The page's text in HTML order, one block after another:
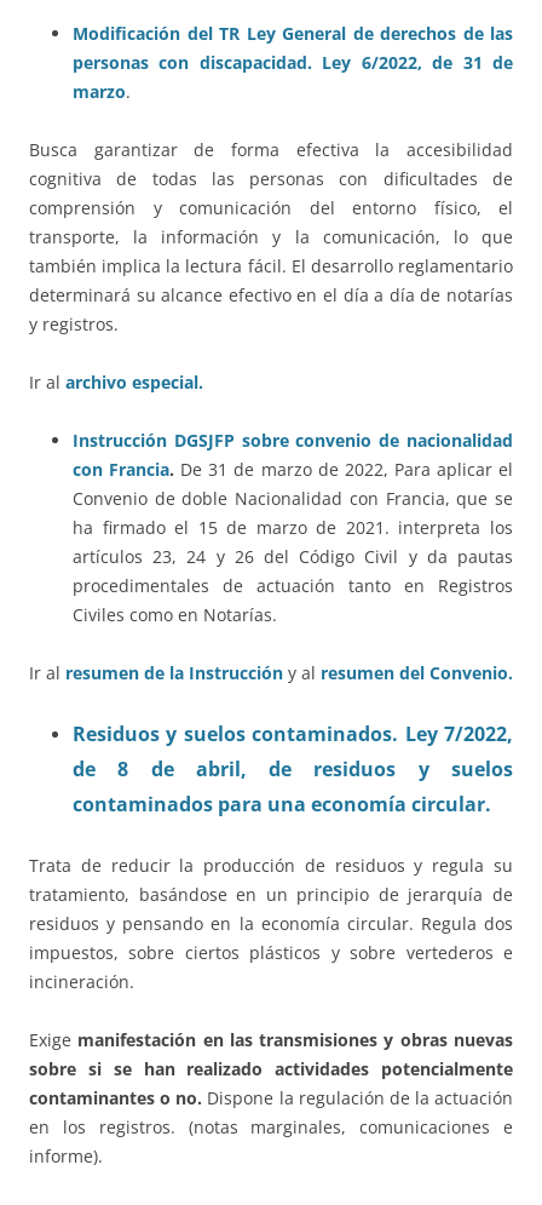
Modificación del TR Ley General de derechos de las
personas con discapacidad. Ley 6/2022, de 31 de
marzo.
Busca garantizar de forma efectiva la accesibilidad
cognitiva de todas las personas con dificultades de
comprensión y comunicación del entorno físico, el
transporte, la información y la comunicación, lo que
también implica la lectura fácil. El desarrollo reglamentario
determinará su alcance efectivo en el día a día de notarías
y registros.
Ir al archivo especial.
Instrucción DGSJFP sobre convenio de nacionalidad
con Francia. De 31 de marzo de 2022, Para aplicar el
Convenio de doble Nacionalidad con Francia, que se
ha firmado el 15 de marzo de 2021. interpreta los
artículos 23, 24 y 26 del Código Civil y da pautas
procedimentales de actuación tanto en Registros
Civiles como en Notarías.
Ir al resumen de la Instrucción y al resumen del Convenio.
Residuos y suelos contaminados. Ley 7/2022,
de 8 de abril, de residuos y suelos
contaminados para una economía circular.
Trata de reducir la producción de residuos y regula su
tratamiento, basándose en un principio de jerarquía de
residuos y pensando en la economía circular. Regula dos
impuestos, sobre ciertos plásticos y sobre vertederos e
incineración.
Exige manifestación en las transmisiones y obras nuevas
sobre si se han realizado actividades potencialmente
contaminantes o no. Dispone la regulación de la actuación
en los registros. (notas marginales, comunicaciones e
informe).